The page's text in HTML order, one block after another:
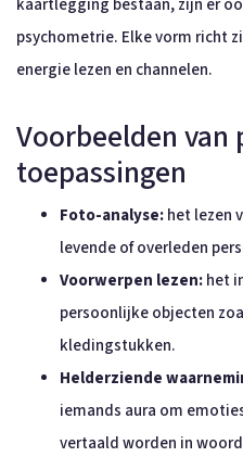
kaartlegging bestaan, zijn er
psychometrie. Elke vorm richt
energie lezen en channelen.
Voorbeelden
toepassingen
Foto-analyse:het lezen
levende of overleden
Voorwerpen lezen:het
persoonlijke objecten
kledingstukken.
Helderziende
iemands aura om
vertaald worden in